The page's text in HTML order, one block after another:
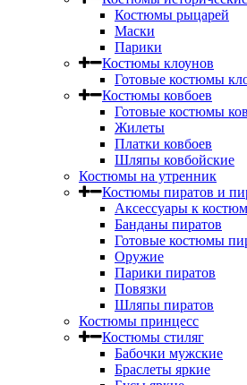
Костюмы рыцарей
Маски
Парики
Костюмы клоунов
Готовые костюмы
Костюмы ковбоев
Готовые костюмы
Жилеты
Платки ковбоев
Шляпы ковбойские
Костюмы на утренник
Костюмы пиратов и
Аксессуары к
Банданы пиратов
Готовые костюмы
Оружие
Парики пиратов
Повязки
Шляпы пиратов
Костюмы принцесс
Костюмы стиляг
Бабочки мужские
Браслеты яркие